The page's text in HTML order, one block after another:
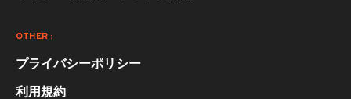
OTHER :
プライバシーポリシー
利用規約